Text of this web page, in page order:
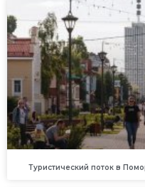
Туристический поток в